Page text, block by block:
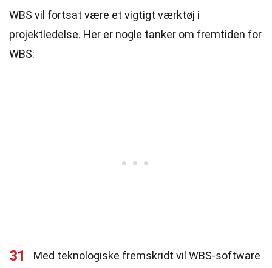
WBS vil fortsat være et vigtigt værktøj i
projektledelse. Her er nogle tanker om fremtiden for
WBS:
31
Med teknologiske fremskridt vil WBS-software